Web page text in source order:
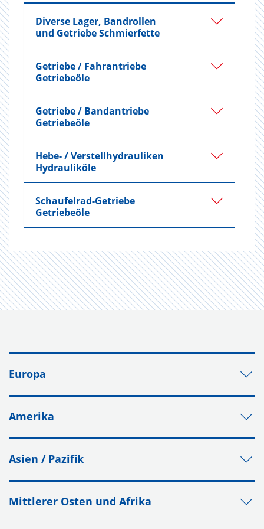
Diverse Lager, Bandrollen
und Getriebe Schmierfette
Getriebe / Fahrantriebe
Getriebeöle
Getriebe / Bandantriebe
Getriebeöle
Hebe- / Verstell­hydrauliken
Hydrauliköle
Schaufelrad-Getriebe
Getriebeöle
Europa
Amerika
Asien / Pazifik
Mittlerer Osten und Afrika